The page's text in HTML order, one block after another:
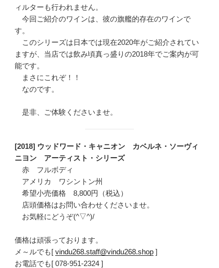
ィルターも行われません。
今回ご紹介のワインは、彼の旗艦的存在のワインで
す。
このシリーズは日本では現在2020年がご紹介されてい
ますが、当店では飲み頃真っ盛りの2018年でご案内が可
能です。
まさにこれぞ！！
なのです。
是非、ご体験くださいませ。
[2018] ウッドワード・キャニオン カベルネ・ソーヴィ
ニヨン アーティスト・シリーズ
赤 フルボディ
アメリカ ワシントン州
希望小売価格 8,800円（税込）
店頭価格はお問い合わせくださいませ。
お気軽にどうぞ(^▽^)/
価格は頑張っております。
メ～ルでも[ vindu268.staff@vindu268.shop ]
お電話でも[ 078-951-2324 ]